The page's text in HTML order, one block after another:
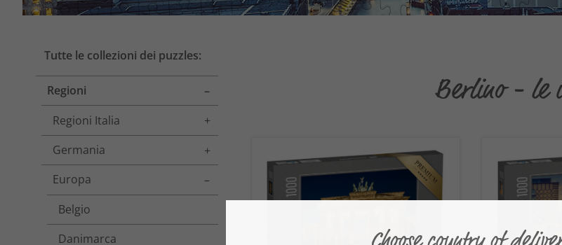
Tutte le collezioni dei puzzles:
Regioni
Toggle menu
Regioni Italia
Toggle menu
Germania
Toggle menu
Europa
Toggle menu
Belgio
Danimarca
Berlino - le